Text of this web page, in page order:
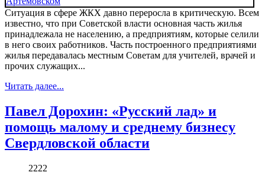
Ситуация в сфере ЖКХ давно переросла в критическую. Всем
известно, что при Советской власти основная часть жилья
принадлежала не населению, а предприятиям, которые селили
в него своих работников. Часть построенного предприятиями
жилья передавалась местным Советам для учителей, врачей и
прочих служащих...
Читать далее...
Павел Дорохин: «Русский лад» и
помощь малому и среднему бизнесу
Свердловской области
2222